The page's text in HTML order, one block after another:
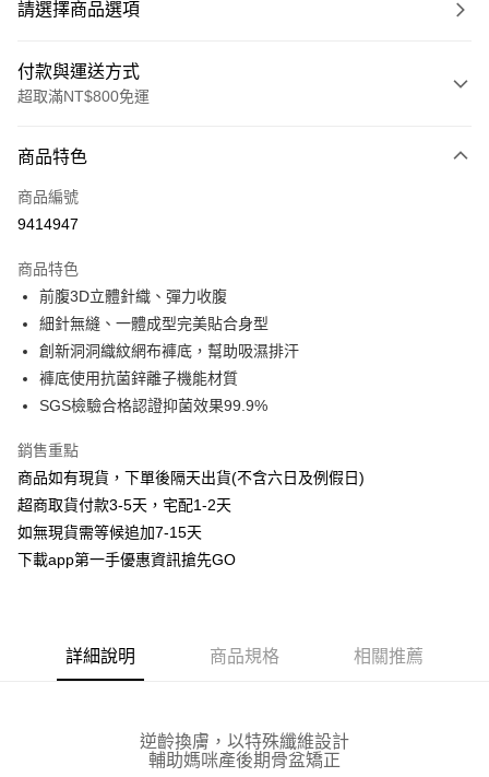
請選擇商品選項
付款與運送方式
超取滿NT$800免運
信用卡一次付款
信用卡分期付款
合作金庫商業銀行
華南商業銀行
上海商業儲蓄銀行
台北富邦商業銀行
國泰世華商業銀行
兆豐國際商業銀行
臺灣中小企業銀行
匯豐（台灣）商業銀行
聯邦商業銀行
元大商業銀行
台新國際商業銀行
中國信託商業銀行
台灣樂天信用卡公司
6 期 0 利率 每期
華南商業銀行
彰化商業銀行
上海商業儲蓄銀行
台北富邦商業銀行
國泰世華商業銀行
臺灣中小企業銀行
台中商業銀行
聯邦商業銀行
元大商業銀行
永豐商業銀行
玉山商業銀行
台灣樂天信用卡公司
超商取貨付款
LINE Pay
Apple Pay
街口支付
悠遊付
【關於「AFTEE先享後付」】
２．便利：只要手機號碼，簡訊認證，即可結帳。
１．於結帳方式選擇「AFTEE先享後付」後，將跳轉至「AFTEE先享後付」
結帳頁面，進行簡訊認證並確認金額後，即可完成結帳。
２．訂單成立數日內，您將收到繳費通知簡訊。
全家取貨付款
商品特色
商品編號
9414947
商品特色
前腹3D立體針織、彈力收腹
細針無縫、一體成型完美貼合身型
創新洞洞織紋網布褲底，幫助吸濕排汗
褲底使用抗菌鋅離子機能材質
SGS檢驗合格認證抑菌效果99.9%
銷售重點
商品如有現貨，下單後隔天出貨(不含六日及例假日)
超商取貨付款3-5天，宅配1-2天
如無現貨需等候追加7-15天
下載app第一手優惠資訊搶先GO
詳細說明 商品規格 相關推薦
逆齡換膚，以特殊纖維設計
輔助媽咪產後期骨盆矯正